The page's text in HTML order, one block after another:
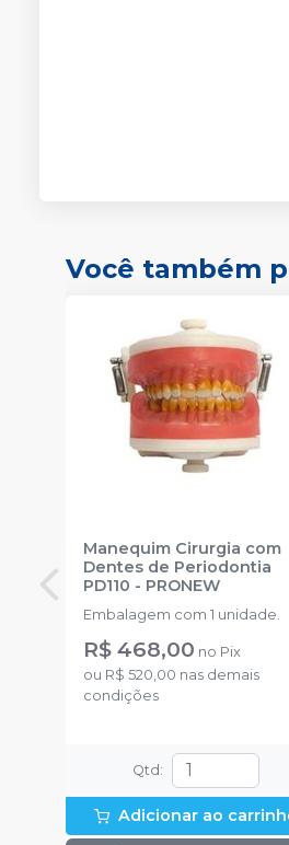
Você também
Manequim Cirurgia com
Dentes de Periodontia
PD110 - PRONEW
Embalagem com 1 unidade.
R$ 468,00 no Pix
ou R$ 520,00 nas demais
condições
Qtd :
Adicionar ao